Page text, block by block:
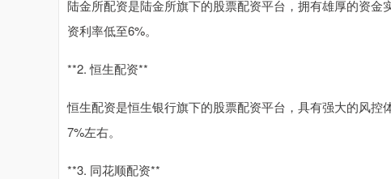
陆金所配资是陆金所旗下的股票配资平台，拥有雄厚的资
资利率低至6%。
**2. 恒生配资**
恒生配资是恒生银行旗下的股票配资平台，具有强大的风
7%左右。
**3. 同花顺配资**